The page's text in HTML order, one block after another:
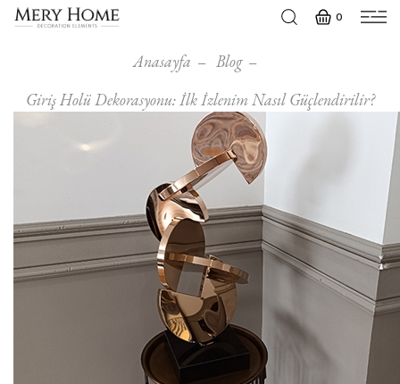
0
Anasayfa
Blog
Giriş Holü Dekorasyonu: İlk İzlenim Nasıl Güçlendirilir?